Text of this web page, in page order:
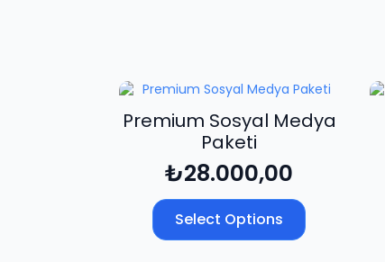
Premium Sosyal Medya
Paketi
₺28.000,00
Select Options